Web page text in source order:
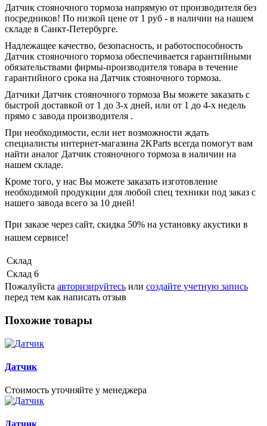
Датчик стояночного тормоза напрямую от производителя без
посредников! По низкой цене от 1 руб - в наличии на нашем
складе в Санкт-Петербурге.
Надлежащее качество, безопасность, и работоспособность
Датчик стояночного тормоза обеспечивается гарантийными
обязательствами фирмы-производителя товара в течение
гарантийного срока на Датчик стояночного тормоза.
Датчики Датчик стояночного тормоза Вы можете заказать с
быстрой доставкой от 1 до 3-х дней, или от 1 до 4-х недель
прямо с завода производителя .
При необходимости, если нет возможности ждать
специалисты интернет-магазина 2KParts всегда помогут вам
найти аналог Датчик стояночного тормоза в наличии на
нашем складе.
Кроме того, у нас Вы можете заказать изготовление
необходимой продукции для любой спец техники под заказ с
нашего завода всего за 10 дней!
При заказе через сайт, скидка 50% на установку акустики в
нашем сервисе!
Склад
Склад 6
Пожалуйста авторизируйтесь или создайте учетную запись
перед тем как написать отзыв
Похожие товары
Датчик
Стоимость уточняйте у менеджера